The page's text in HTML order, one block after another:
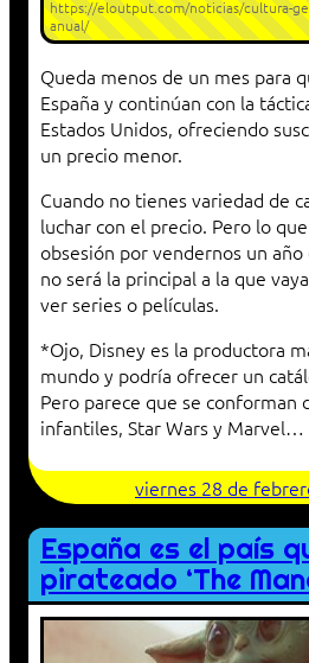
https://eloutput.com/noticias/cultura-
anual/
Queda menos de un mes para
España y continúan con la
Estados Unidos, ofreciendo
un precio menor.
Cuando no tienes variedad de
luchar con el precio. Pero lo
obsesión por vendernos un
no será la principal a la que
ver series o películas.
*Ojo, Disney es la productora
mundo y podría ofrecer un
Pero parece que se conforman
infantiles, Star Wars y Marvel…
viernes 28 de
España es el país
pirateado ‘The